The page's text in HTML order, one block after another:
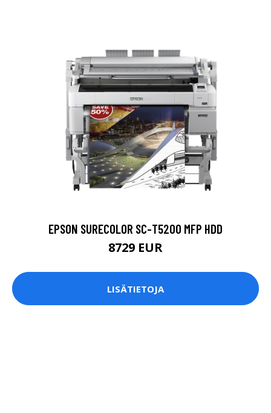
EPSON SURECOLOR SC-T5200 MFP HDD
8729 EUR
LISÄTIETOJA